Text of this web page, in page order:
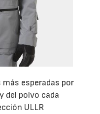
más esperadas por
del polvo cada
ULLR